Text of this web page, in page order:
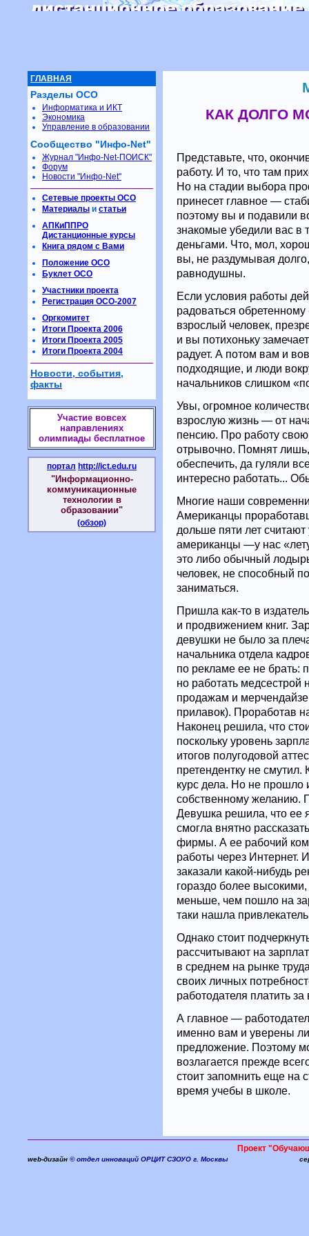
КАК ДОЛГО
Представьте, что,
работу. И то, что там
Но на стадии выбора
принесет главное —
поэтому вы и подавили
знакомые убедили вас в
деньгами. Что, мол,
вы, не раздумывая
равнодушны.
Если условия работы
радоваться
взрослый человек,
и вы потихоньку
радует. А потом вам и
подходящие, и люди
начальников слишком
Увы, огромное
взрослую жизнь — от
пенсию. Про работу
отрывочно. Помнят
обеспечить, да гуляли
интересно работать...
Многие наши
Американцы
дольше пяти лет
американцы —у нас
это либо обычный
человек, не способный
заниматься.
Пришла как-то в
и продвижением книг.
девушки не было за
начальника отдела
по рекламе ее не брать:
но работать
продажам и
прилавок). Проработав
Наконец решила, что
поскольку уровень
итогов полугодовой
претендентку не
курс дела. Но не прошло
собственному желанию.
Девушка решила, что ее
смогла внятно
фирмы. А ее рабочий
работы через Интернет.
заказали какой-нибудь
гораздо более
меньше, чем пошло на
таки нашла
Однако стоит
рассчитывают на
в среднем на рынке
своих личных
работодателя платить
А главное —
именно вам и уверены
предложение. Поэтому
возлагается прежде
стоит запомнить еще на
время учебы в школе.
ГЛАВНАЯ
Разделы ОСО
Информатика и ИКТ
Экономика
Управление в образовании
Сообщество "Инфо-Net"
Журнал "Инфо-Net-ПОИСК"
Форум
Новости "Инфо-Net"
Сетевые проекты ОСО
Материалы и статьи
АПКиППРО
Дистанционные курсы
Книга рядом с Вами
Положение ОСО
Буклет ОСО
Участники проекта
Регистрация ОСО-2007
Оргкомитет
Итоги Проекта 2006
Итоги Проекта 2005
Итоги Проекта 2004
Новости, события,
факты
Участие вовсех
направлениях
олимпиады бесплатное
портал http://ict.edu.ru
"Информационно-
коммуникационные
технологии в
образовании"
(обзор)
Проект
web-дизайн © отдел инноваций ОРЦИТ СЗОУО г. Москвы